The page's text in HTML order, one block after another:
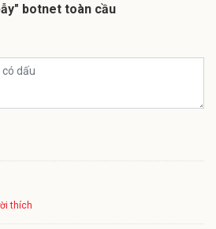
botnet toàn cầu
thích